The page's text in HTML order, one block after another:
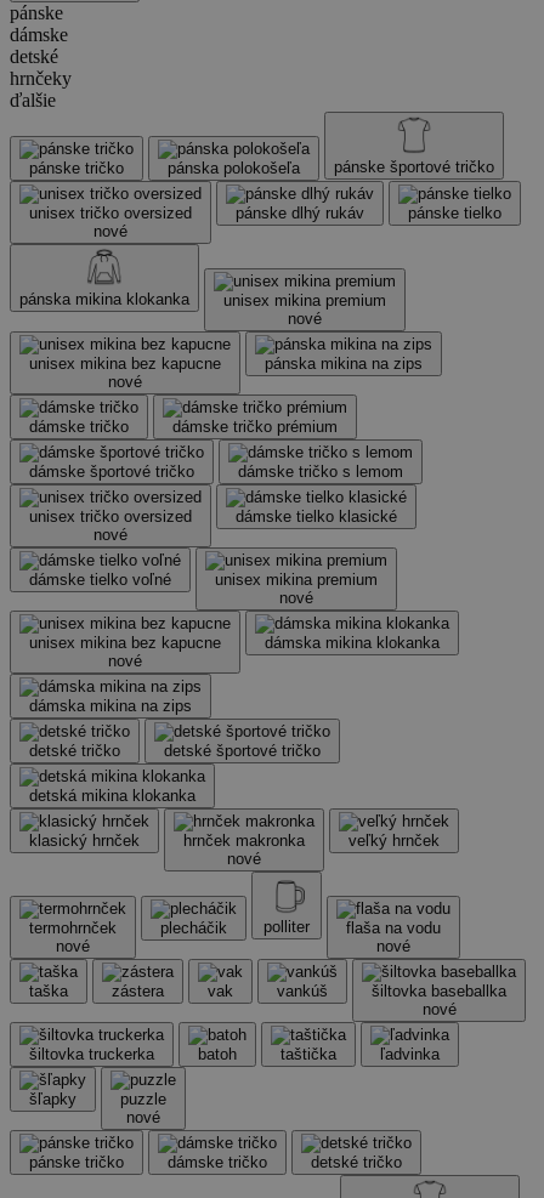
pánske
dámske
detské
hrnčeky
ďalšie
pánske tričko pánska polokošeľa pánske športové tričko
unisex tričko oversized
nové
pánske dlhý rukáv pánske tielko
pánska mikina klokanka
unisex mikina premium
nové
unisex mikina bez kapucne
nové
pánska mikina na zips
dámske tričko dámske tričko prémium
dámske športové tričko dámske tričko s lemom
unisex tričko oversized
nové
dámske tielko klasické
dámske tielko voľné
unisex mikina premium
nové
unisex mikina bez kapucne
nové
dámska mikina klokanka
dámska mikina na zips
detské tričko detské športové tričko
detská mikina klokanka
klasický hrnček
hrnček makronka
nové
veľký hrnček
termohrnček
nové
plecháčik polliter
flaša na vodu
nové
taška zástera vak vankúš
šiltovka baseballka
nové
šiltovka truckerka batoh taštička ľadvinka
šľapky
puzzle
nové
pánske tričko dámske tričko detské tričko